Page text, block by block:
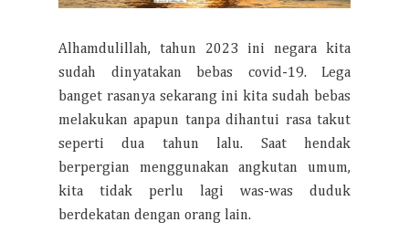
Alhamdulillah, tahun 2023 ini negara kita
sudah dinyatakan bebas covid-19. Lega
banget rasanya sekarang ini kita sudah bebas
melakukan apapun tanpa dihantui rasa takut
seperti dua tahun lalu. Saat hendak
berpergian menggunakan angkutan umum,
kita tidak perlu lagi was-was duduk
berdekatan dengan orang lain.